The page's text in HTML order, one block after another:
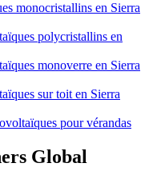
monocristallins en Sierra
polycristallins en
monoverre en Sierra
sur toit en Sierra
pour vérandas
Global